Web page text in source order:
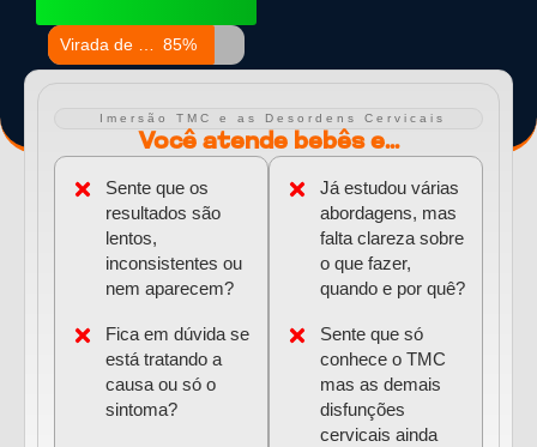
85%
Imersão TMC e as Desordens Cervicais
Você atende bebês e...
Sente que os
resultados são
lentos,
inconsistentes ou
nem aparecem?
Fica em dúvida se
está tratando a
causa ou só o
sintoma?
Já estudou várias
abordagens, mas
falta clareza sobre
o que fazer,
quando e por quê?
Sente que só
conhece o TMC
mas as demais
disfunções
cervicais ainda